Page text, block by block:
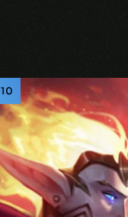
10 בנובמבר 2017